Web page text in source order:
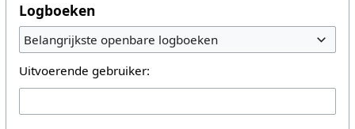
Logboeken
Belangrijkste openbare logboeken
Uitvoerende gebruiker: